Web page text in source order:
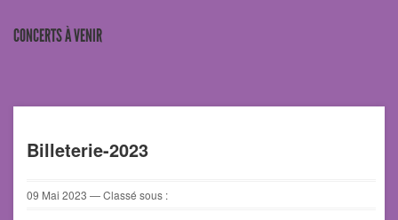
CONCERTS À VENIR
Billeterie-2023
09 Mai 2023 — Classé sous :